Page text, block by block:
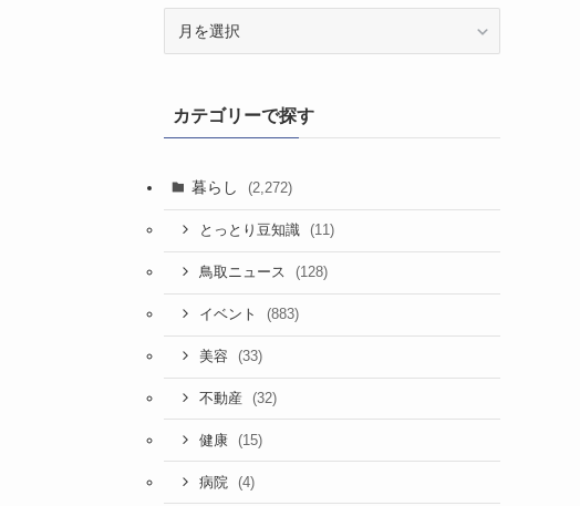
カテゴリーで探す
暮らし (2,272)
とっとり豆知識 (11)
鳥取ニュース (128)
イベント (883)
美容 (33)
不動産 (32)
健康 (15)
病院 (4)